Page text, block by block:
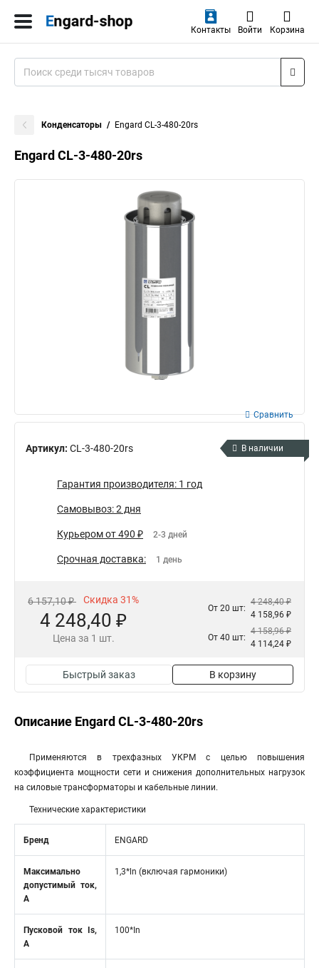
Контакты Войти Корзина
Конденсаторы Engard CL-3-480-20rs
Engard CL-3-480-20rs
Артикул: CL-3-480-20rs
Сравнить
В наличии
Гарантия производителя: 1 год
Самовывоз: 2 дня
Курьером от 490 ₽ 2-3 дней
Срочная доставка: 1 день
6 157,10 ₽ Скидка 31%
4 248,40 ₽
Цена за 1 шт.
От 20 шт:
4 248,40 ₽
4 158,96 ₽
От 40 шт:
4 158,96 ₽
4 114,24 ₽
Быстрый заказ В корзину
Описание Engard CL-3-480-20rs
Применяются в трехфазных УКРМ с целью повышения
коэффициента мощности сети и снижения дополнительных нагрузок
на силовые трансформаторы и кабельные линии.
Технические характеристики
Бренд ENGARD
Максимально
допустимый ток,
А
1,3*ln (включая гармоники)
Пусковой ток Is,
А
100*In